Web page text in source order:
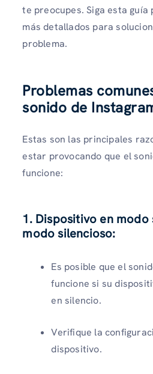
te preocupes. Siga esta guía
más detallados para
problema.
Problemas
sonido de
Estas son las principales
estar provocando que el
funcione:
1. Dispositivo en modo
modo silencioso:
Es posible que el
funcione si su
en silencio.
Verifique la
dispositivo.